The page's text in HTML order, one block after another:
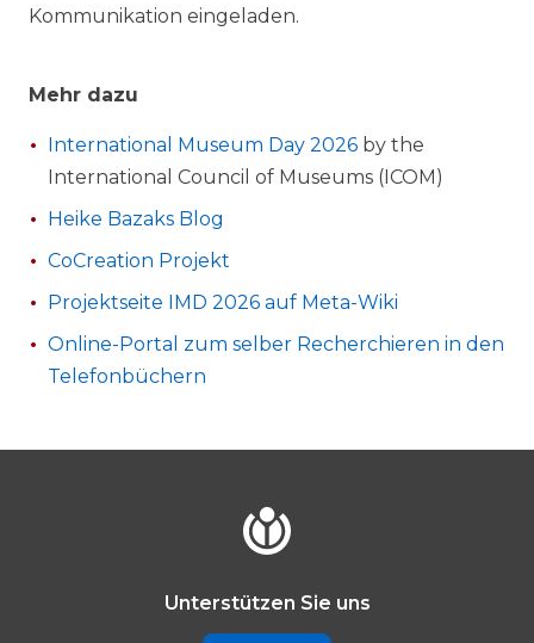
Kommunikation eingeladen.
Mehr dazu
International Museum Day 2026 by the
International Council of Museums (ICOM)
Heike Bazaks Blog
CoCreation Projekt
Projektseite IMD 2026 auf Meta-Wiki
Online-Portal zum selber Recherchieren in den
Telefonbüchern
Unterstützen Sie uns